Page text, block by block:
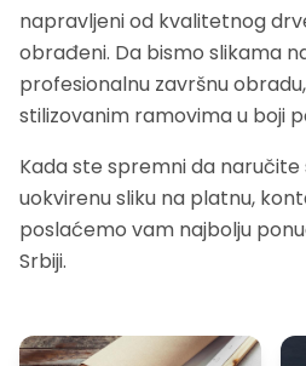
napravljeni od kvalitetnog
obrađeni. Da bismo slikama
profesionalnu završnu
stilizovanim ramovima u boji
Kada ste spremni da naručite
uokvirenu sliku na platnu,
poslaćemo vam najbolju
Srbiji.